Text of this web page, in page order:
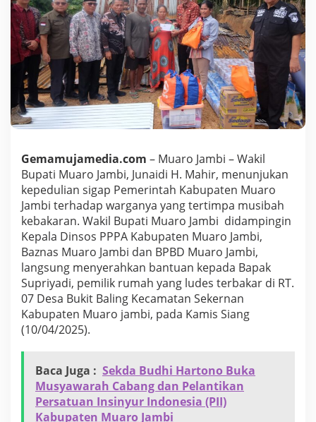
m
b
i
J
u
n
a
i
d
i
.
M
a
h
i
r
M
e
n
y
e
r
a
h
B
a
n
t
Gemamujamedia.com – Muaro Jambi – Wakil
Bupati Muaro Jambi, Junaidi H. Mahir, menunjukan
kepedulian sigap Pemerintah Kabupaten Muaro
Jambi terhadap warganya yang tertimpa musibah
kebakaran. Wakil Bupati Muaro Jambi didampingin
Kepala Dinsos PPPA Kabupaten Muaro Jambi,
Baznas Muaro Jambi dan BPBD Muaro Jambi,
langsung menyerahkan bantuan kepada Bapak
Supriyadi, pemilik rumah yang ludes terbakar di RT.
07 Desa Bukit Baling Kecamatan Sekernan
Kabupaten Muaro jambi, pada Kamis Siang
(10/04/2025).
Baca Juga : Sekda Budhi Hartono Buka
Musyawarah Cabang dan Pelantikan
Persatuan Insinyur Indonesia (PII)
Kabupaten Muaro Jambi